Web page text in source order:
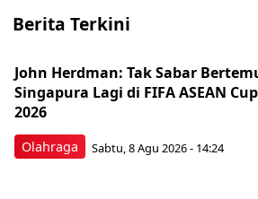
Berita Terkini
Olahraga
John Herdman: Tak Sabar
Singapura Lagi di FIFA ASEAN Cup
2026
Sabtu, 8 Agu 2026 - 14:24